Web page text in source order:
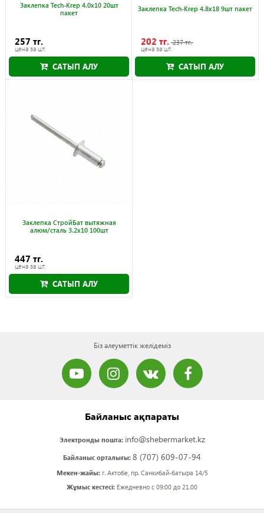
Заклепка Tech-Krep 4.0х10 20шт
пакет
257 тг.
цена за шт.
САТЫП АЛУ
Заклепка Tech-Krep 4.8х18 9шт пакет
202 тг. 237 тг.
цена за шт.
Науқан 30.09.2026
САТЫП АЛУ
Заклепка СтройБат вытяжная
алюм/сталь 3.2x10 100шт
447 тг.
цена за шт.
САТЫП АЛУ
Біз әлеуметтік желідеміз
Байланыс ақпараты
Электронды пошта: info@shebermarket.kz
Байланыс орталығы: 8 (707) 609-07-94
Мекен-жайы:г. Актобе, пр. Санкибай-батыра 14/5
Жұмыс кестесі: Ежедневно с 09:00 до 21.00